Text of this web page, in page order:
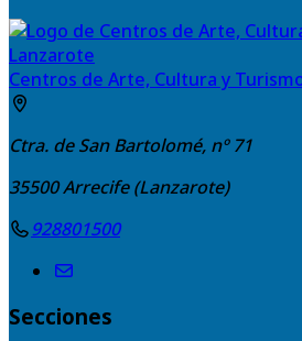
Centros de Arte, Cultura y
Ctra. de San Bartolomé, nº 71
35500Arrecife (Lanzarote)
928801500
Secciones